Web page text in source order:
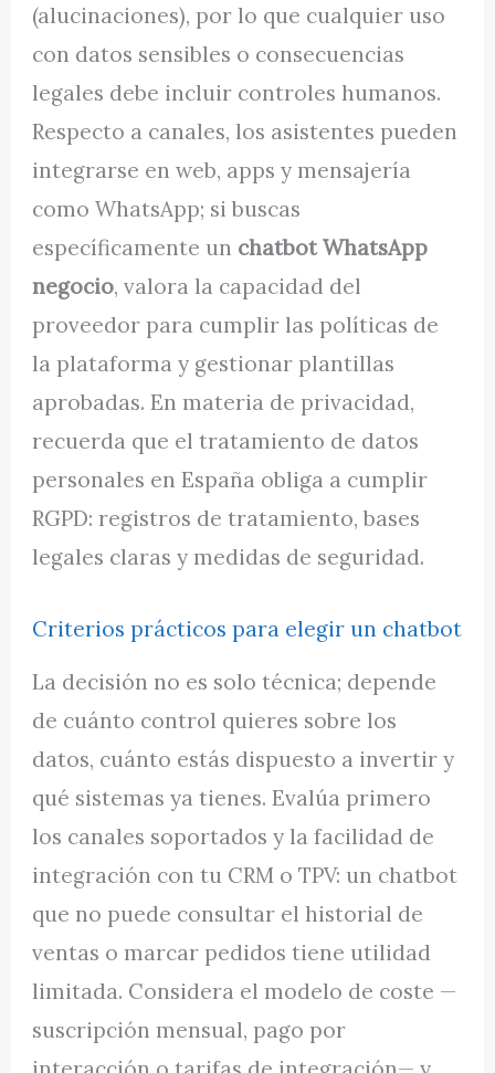
(alucinaciones), por lo que cualquier uso
con datos sensibles o consecuencias
legales debe incluir controles humanos.
Respecto a canales, los asistentes pueden
integrarse en web, apps y mensajería
como WhatsApp; si buscas
específicamente un chatbot WhatsApp
negocio, valora la capacidad del
proveedor para cumplir las políticas de
la plataforma y gestionar plantillas
aprobadas. En materia de privacidad,
recuerda que el tratamiento de datos
personales en España obliga a cumplir
RGPD: registros de tratamiento, bases
legales claras y medidas de seguridad.
Criterios prácticos para elegir un chatbot
La decisión no es solo técnica; depende
de cuánto control quieres sobre los
datos, cuánto estás dispuesto a invertir y
qué sistemas ya tienes. Evalúa primero
los canales soportados y la facilidad de
integración con tu CRM o TPV: un chatbot
que no puede consultar el historial de
ventas o marcar pedidos tiene utilidad
limitada. Considera el modelo de coste —
suscripción mensual, pago por